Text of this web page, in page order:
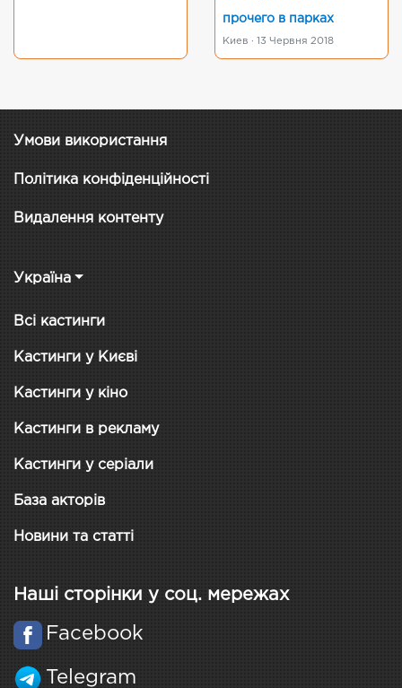
прочего в парках
Киев · 13 Червня 2018
Умови використання
Політика конфіденційності
Видалення контенту
Україна
Всі кастинги
Кастинги у Києві
Кастинги у кіно
Кастинги в рекламу
Кастинги у серіали
База акторів
Новини та статті
Наші сторінки у соц. мережах
Facebook
Telegram